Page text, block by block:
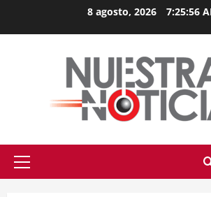
8 agosto, 2026 7:25:57
Primary